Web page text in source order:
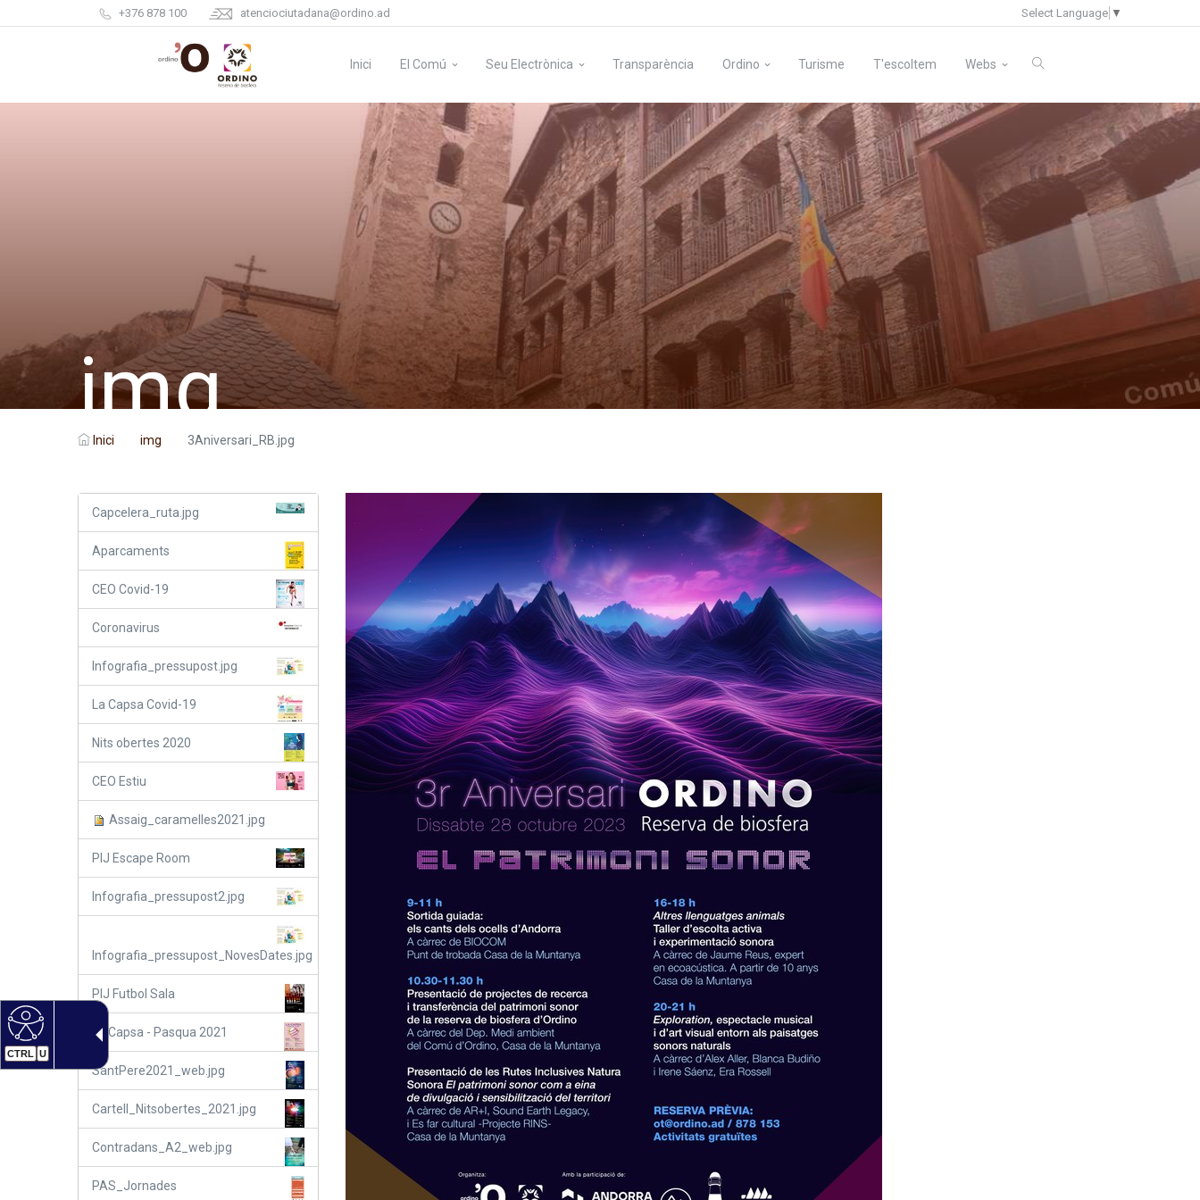
CTRL U
+376 878 100 atenciociutadana@ordino.ad Select Language ▼
Inici El Comú Seu Electrònica Transparència Ordino Turisme T'escoltem Webs
img
Inici img 3Aniversari_RB.jpg
Capcelera_ruta.jpg
Aparcaments
CEO Covid-19
Coronavirus
Infografia_pressupost.jpg
La Capsa Covid-19
Nits obertes 2020
CEO Estiu
Assaig_caramelles2021.jpg
PIJ Escape Room
Infografia_pressupost2.jpg
Infografia_pressupost_NovesDates.jpg
PIJ Futbol Sala
La Capsa - Pasqua 2021
SantPere2021_web.jpg
Cartell_Nitsobertes_2021.jpg
Contradans_A2_web.jpg
PAS_Jornades